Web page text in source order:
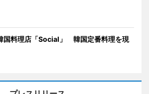
国料理店「Social」 韓国定番料理を現